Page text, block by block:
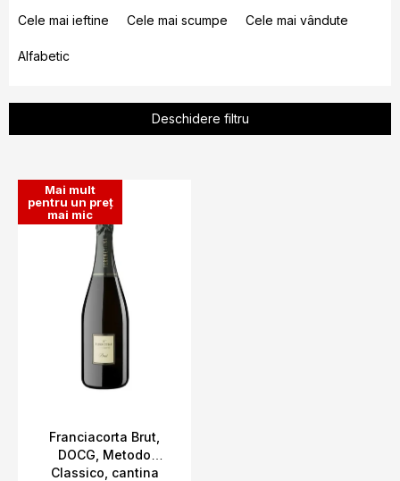
e
e
a
e
p
Cele mai ieftine Cele mai scumpe Cele mai vândute
Alfabetic
Deschidere filtru
L
s
Mai mult
pentru un preț
mai mic
Franciacorta Brut,
DOCG, Metodo
Classico, cantina